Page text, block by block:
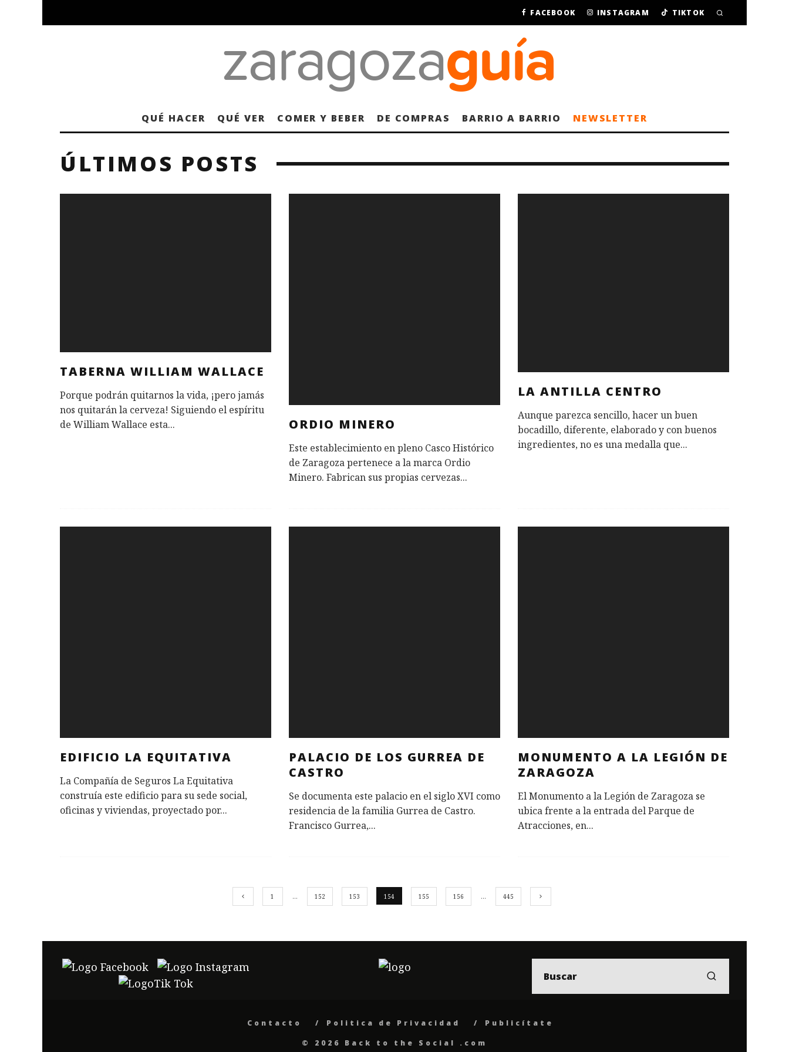
FACEBOOK INSTAGRAM TIKTOK
QUÉ HACER QUÉ VER COMER Y BEBER DE COMPRAS BARRIO A BARRIO NEWSLETTER
ÚLTIMOS POSTS
TABERNA WILLIAM WALLACE
Porque podrán quitarnos la vida, ¡pero jamás
nos quitarán la cerveza! Siguiendo el espíritu
de William Wallace esta... ORDIO MINERO
Este establecimiento en pleno Casco Histórico
de Zaragoza pertenece a la marca Ordio
Minero. Fabrican sus propias cervezas...
LA ANTILLA CENTRO
Aunque parezca sencillo, hacer un buen
bocadillo, diferente, elaborado y con buenos
ingredientes, no es una medalla que...
EDIFICIO LA EQUITATIVA
La Compañía de Seguros La Equitativa
construía este edificio para su sede social,
oficinas y viviendas, proyectado por...
PALACIO DE LOS GURREA DE
CASTRO
Se documenta este palacio en el siglo XVI como
residencia de la familia Gurrea de Castro.
Francisco Gurrea,...
MONUMENTO A LA LEGIÓN DE
ZARAGOZA
El Monumento a la Legión de Zaragoza se
ubica frente a la entrada del Parque de
Atracciones, en...
1 … 152 153 154 155 156 … 445
Contacto Politica de Privacidad
Publicítate
© 2026 Back to the Social .com